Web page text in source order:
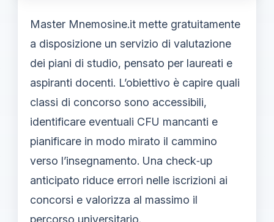
Master Mnemosine.it mette gratuitamente
a disposizione un servizio di valutazione
dei piani di studio, pensato per laureati e
aspiranti docenti. L’obiettivo è capire quali
classi di concorso sono accessibili,
identificare eventuali CFU mancanti e
pianificare in modo mirato il cammino
verso l’insegnamento. Una check‑up
anticipato riduce errori nelle iscrizioni ai
concorsi e valorizza al massimo il
percorso universitario.